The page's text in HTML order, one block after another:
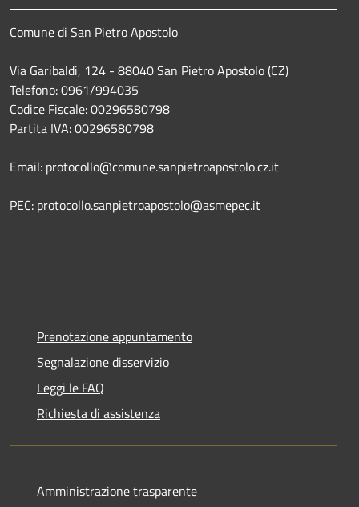
Comune di San Pietro Apostolo
Via Garibaldi, 124 - 88040 San Pietro Apostolo (CZ)
Telefono: 0961/994035
Codice Fiscale: 00296580798
Partita IVA: 00296580798
Email: protocollo@comune.sanpietroapostolo.cz.it
PEC: protocollo.sanpietroapostolo@asmepec.it
Prenotazione appuntamento
Segnalazione disservizio
Leggi le FAQ
Richiesta di assistenza
Amministrazione trasparente